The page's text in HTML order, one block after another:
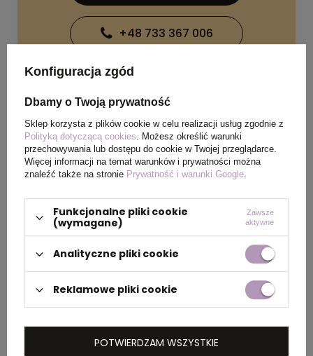
+48 733 367 006
SPECYFIKACJA PRODUKTU
OPIS
Pamięć USB do przechowywania dokumentów,
zdjęć i filmów. Dostępna w szerokiej gamie
kolorów.Materiał: ABS z gumowym
wykończeniemKlips: metalowyPojemność: 4
GBWersja USB: 2'0Szybkość odczytu: do 15
MB/sSzybkość zapisu: do 10 MB/sOpakowanie:
srebrne pudełko.Wymiary: 56 x 19 x 10 mm |
Pudełko: 86 x 45 x 20 mm
Konfiguracja zgód
Dbamy o Twoją prywatność
Sklep korzysta z plików cookie w celu realizacji usług zgodnie z
Polityką dotyczącą cookies. Możesz określić warunki
przechowywania lub dostępu do cookie w Twojej przeglądarce.
Więcej informacji na temat warunków i prywatności można
znaleźć także na stronie Prywatność i warunki Google.
Funkcjonalne pliki cookie
(wymagane)
Zawsze
aktywne
Analityczne pliki cookie
Reklamowe pliki cookie
POTWIERDZAM WSZYSTKIE